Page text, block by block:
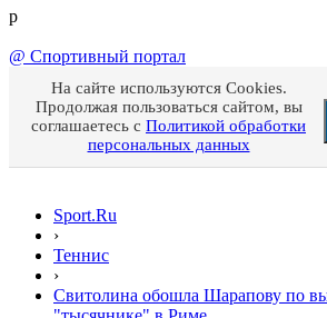
p
@ Спортивный портал
На сайте используются Cookies.
Продолжая пользоваться сайтом, вы
соглашаетесь с Политикой обработки
персональных данных
Sport.Ru
›
Теннис
›
Свитолина обошла Шарапову по